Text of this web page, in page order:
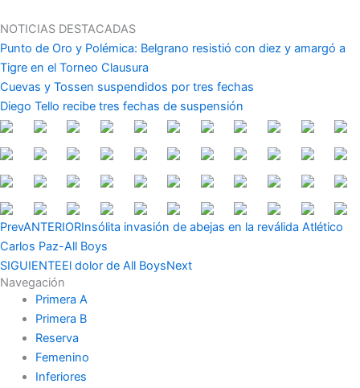
al
contenido
NOTICIAS DESTACADAS
Punto de Oro y Polémica: Belgrano resistió con diez y amargó a
Tigre en el Torneo Clausura
Cuevas y Tossen suspendidos por tres fechas
Diego Tello recibe tres fechas de suspensión
PrevANTERIORInsólita invasión de abejas en la reválida Atlético
Carlos Paz-All Boys
SIGUIENTEEl dolor de All BoysNext
Navegación
Primera A
Primera B
Reserva
Femenino
Inferiores